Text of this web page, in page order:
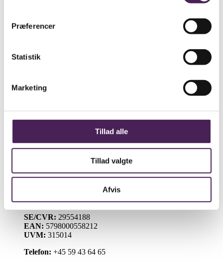
Præferencer
Statistik
Marketing
Tillad alle
Tillad valgte
Afvis
Virtuel rundvisning
Åbent Hus
Bib.system
Databaser
Stenhus Pearltree
4300 Holbæk
SE/CVR: 29554188
EAN: 5798000558212
UVM: 315014
Telefon: +45 59 43 64 65